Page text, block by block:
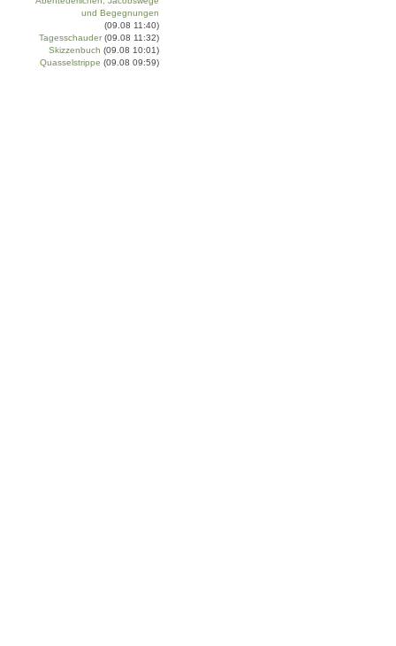
und Begegnungen
(09.08 11:40)
Tagesschauder (09.08 11:32)
Skizzenbuch (09.08 10:01)
Quasselstrippe (09.08 09:59)